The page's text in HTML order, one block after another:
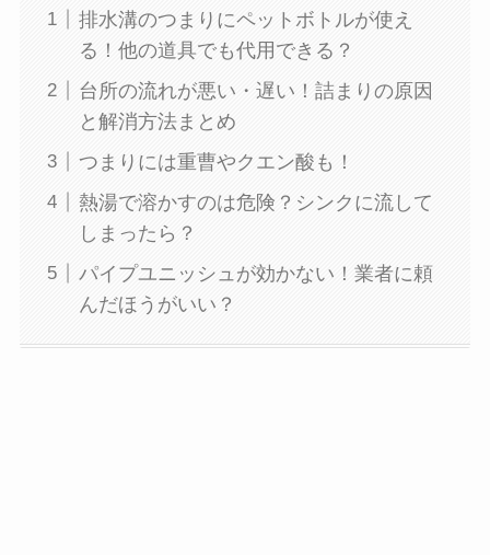
排水溝のつまりにペットボトルが使え
る！他の道具でも代用できる？
台所の流れが悪い・遅い！詰まりの原因
と解消方法まとめ
つまりには重曹やクエン酸も！
熱湯で溶かすのは危険？シンクに流して
しまったら？
パイプユニッシュが効かない！業者に頼
んだほうがいい？